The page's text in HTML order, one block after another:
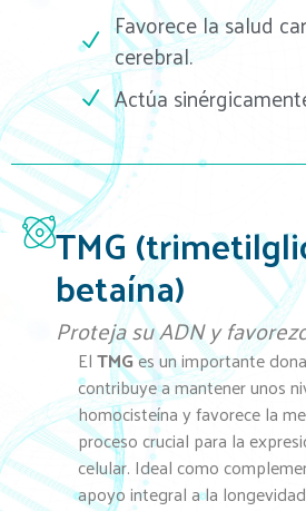
Favorece la salud
cerebral.
Actúa
TMG
betaína)
Proteja su ADN y
ElTMGes un importante
contribuye a mantener unos
homocisteína y favorece la
proceso crucial para la
celular. Ideal como
apoyo integral a la